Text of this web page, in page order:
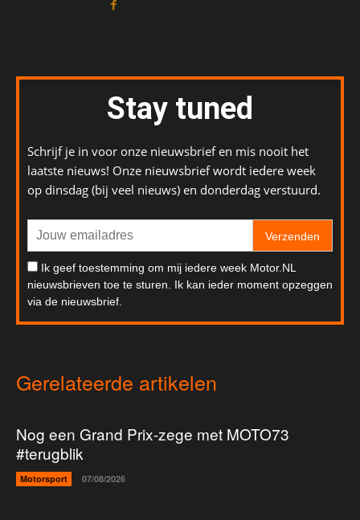
Stay tuned
Schrijf je in voor onze nieuwsbrief en mis nooit het
laatste nieuws! Onze nieuwsbrief wordt iedere week
op dinsdag (bij veel nieuws) en donderdag verstuurd.
Verzenden
Ik geef toestemming om mij iedere week Motor.NL
nieuwsbrieven toe te sturen. Ik kan ieder moment opzeggen
via de nieuwsbrief.
Gerelateerde artikelen
Nog een Grand Prix-zege met MOTO73
#terugblik
Motorsport 07/08/2026